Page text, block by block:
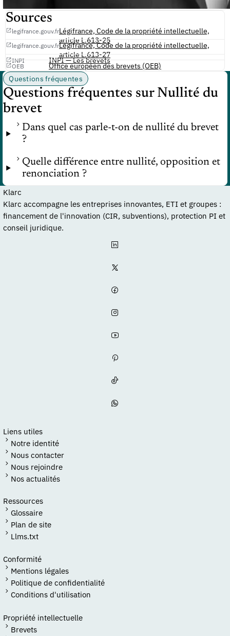
Sources
legifrance.gouv.frLégifrance, Code de la propriété intellectuelle,
article L.613-25
legifrance.gouv.frLégifrance, Code de la propriété intellectuelle,
article L.613-27
INPI INPI — Les brevets
OEB
Office européen des brevets (OEB)
Questions fréquentes
Questions fréquentes sur Nullité du
brevet
Dans quel cas parle-t-on de nullité du brevet
?
Quelle différence entre nullité, opposition et
renonciation ?
Klarc
Klarc accompagne les entreprises innovantes, ETI et groupes :
financement de l'innovation (CIR, subventions), protection PI et
conseil juridique.
Liens utiles
Notre identité
Nous contacter
Nous rejoindre
Nos actualités
Ressources
Glossaire
Plan de site
Llms.txt
Conformité
Mentions légales
Politique de confidentialité
Conditions d'utilisation
Propriété intellectuelle
Brevets